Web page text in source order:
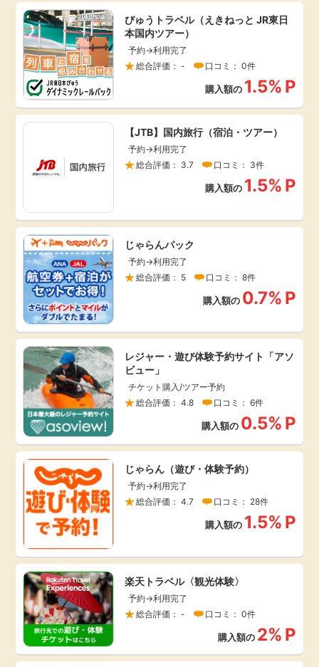
モニター
ポイ活お得情報
お友達紹介
カード比較
特集一覧
GMOポイ活の使い方
ヘルプセンター
進学・教育
美容・健康
月額有料サービス
銀行・金融・投資
家計の固定費
びゅうトラベル（えきねっと JR東日
本国内ツアー）
予約→利用完了
総合評価： -
口コミ： 0件
購入額の 1.5% P
【JTB】国内旅行（宿泊・ツアー）
予約→利用完了
総合評価： 3.7
口コミ： 3件
購入額の 1.5% P
じゃらんパック
予約→利用完了
総合評価： 5
口コミ： 8件
購入額の 0.7% P
レジャー・遊び体験予約サイト「アソ
ビュー」
チケット購入/ツアー予約
総合評価： 4.8
口コミ： 6件
購入額の 0.5% P
じゃらん（遊び・体験予約）
予約→利用完了
総合評価： 4.7
口コミ： 28件
購入額の 1.5% P
楽天トラベル〈観光体験〉
予約→利用完了
総合評価： -
口コミ： 0件
購入額の 2% P